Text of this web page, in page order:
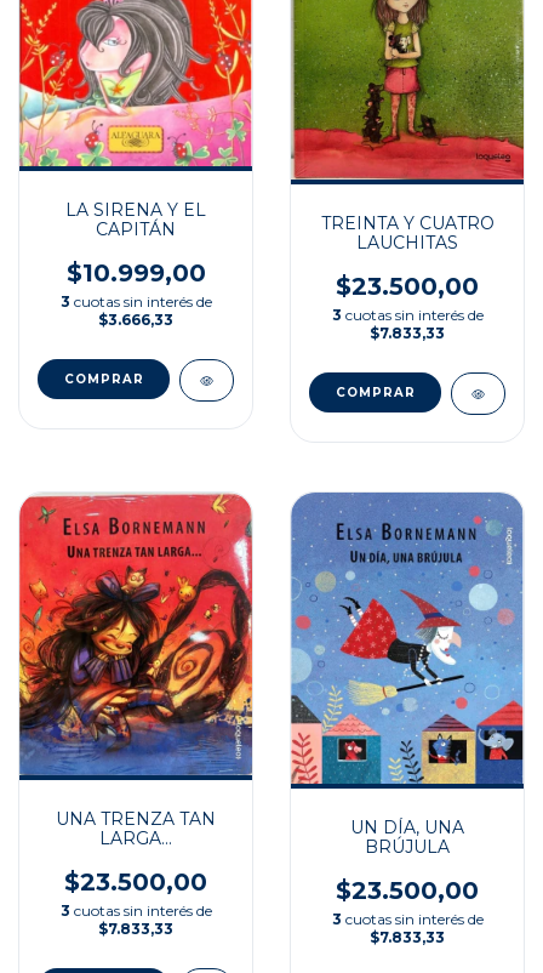
LA SIRENA Y EL
CAPITÁN
$10.999,00
3 cuotas sin interés de
$3.666,33
TREINTA Y CUATRO
LAUCHITAS
$23.500,00
3 cuotas sin interés de
$7.833,33
UNA TRENZA TAN
LARGA...
$23.500,00
3 cuotas sin interés de
$7.833,33
UN DÍA, UNA
BRÚJULA
$23.500,00
3 cuotas sin interés de
$7.833,33